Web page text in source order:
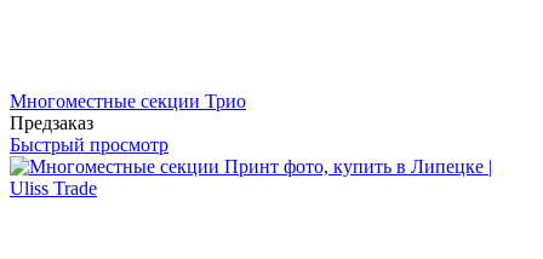
Многоместные секции Трио
Предзаказ
Быстрый просмотр